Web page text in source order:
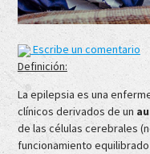
Escribe un comentario
Definición:
La epilepsia es una
clínicos derivados de un
de las células cerebrales
funcionamiento